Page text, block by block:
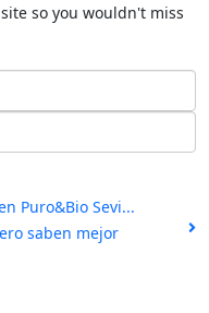
so you wouldn't miss
Puro&Bio Sevi...
saben mejor